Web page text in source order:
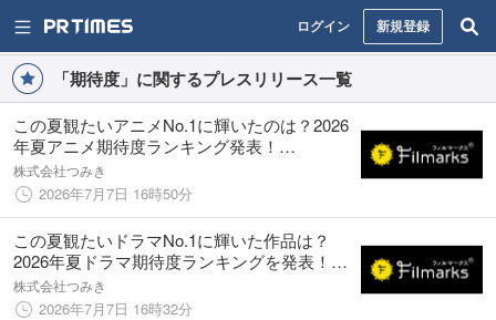
ログイン 新規登録
「期待度」に関するプレスリリース一覧
この夏観たいアニメNo.1に輝いたのは？2026
年夏アニメ期待度ランキング発表！
《Filmarks調べ》
株式会社つみき
2026年7月7日 16時50分
この夏観たいドラマNo.1に輝いた作品は？
2026年夏ドラマ期待度ランキングを発表！
《Filmarks調べ》
株式会社つみき
2026年7月7日 16時32分